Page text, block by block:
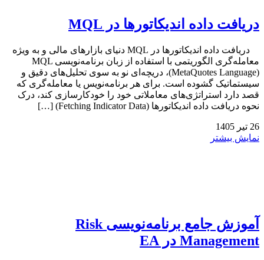
دریافت داده اندیکاتورها در MQL
دریافت داده اندیکاتورها در MQL دنیای بازارهای مالی و به ویژه
معامله‌گری الگوریتمی با استفاده از زبان برنامه‌نویسی MQL
(MetaQuotes Language)، دریچه‌ای نو به سوی تحلیل‌های دقیق و
سیستماتیک گشوده است. برای هر برنامه‌نویس یا معامله‌گری که
قصد دارد استراتژی‌های معاملاتی خود را خودکارسازی کند، درک
نحوه دریافت داده اندیکاتورها (Fetching Indicator Data) […]
26 تیر 1405
نمایش بیشتر
آموزش جامع برنامه‌نویسی Risk
Management در EA